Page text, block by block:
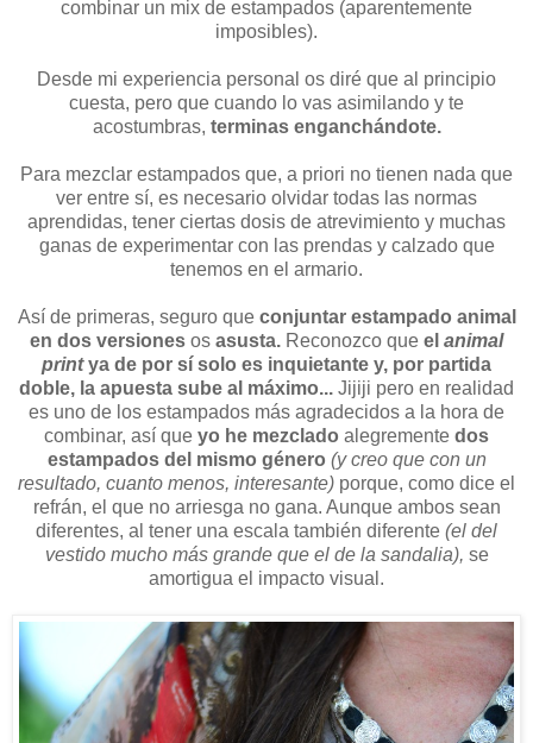
combinar un mix de estampados (aparentemente
imposibles).
Desde mi experiencia personal os diré que al principio
cuesta, pero que cuando lo vas asimilando y te
acostumbras, terminas enganchándote.
Para mezclar estampados que, a priori no tienen nada que
ver entre sí, es necesario olvidar todas las normas
aprendidas, tener ciertas dosis de atrevimiento y muchas
ganas de experimentar con las prendas y calzado que
tenemos en el armario.
Así de primeras, seguro que conjuntar estampado animal
en dos versiones os asusta. Reconozco que el animal
printya de por sí solo es inquietante y, por partida
doble, la apuesta sube al máximo... Jijiji pero en realidad
es uno de los estampados más agradecidos a la hora de
combinar, así que yo he mezclado alegremente dos
estampados del mismo género (y creo que con un
resultado, cuanto menos, interesante) porque, como dice el
refrán, el que no arriesga no gana. Aunque ambos sean
diferentes, al tener una escala también diferente (el del
vestido mucho más grande que el de la sandalia), se
amortigua el impacto visual.